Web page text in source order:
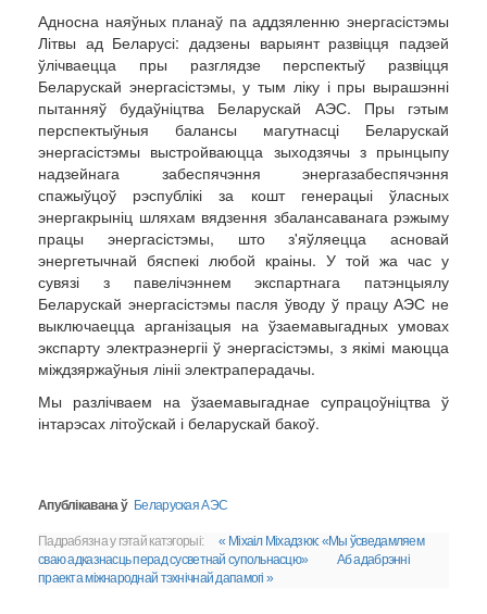
Адносна наяўных планаў па аддзяленню энергасістэмы
Літвы ад Беларусі: дадзены варыянт развіцця падзей
ўлічваецца пры разглядзе перспектыў развіцця
Беларускай энергасістэмы, у тым ліку і пры вырашэнні
пытанняў будаўніцтва Беларускай АЭС. Пры гэтым
перспектыўныя балансы магутнасці Беларускай
энергасістэмы выстройваюцца зыходзячы з прынцыпу
надзейнага забеспячэння энергазабеспячэння
спажыўцоў рэспублікі за кошт генерацыі ўласных
энергакрыніц шляхам вядзення збалансаванага рэжыму
працы энергасістэмы, што з'яўляецца асновай
энергетычнай бяспекі любой краіны. У той жа час у
сувязі з павелічэннем экспартнага патэнцыялу
Беларускай энергасістэмы пасля ўводу ў працу АЭС не
выключаецца арганізацыя на ўзаемавыгадных умовах
экспарту электраэнергіі ў энергасістэмы, з якімі маюцца
міждзяржаўныя лініі электраперадачы.
Мы разлічваем на ўзаемавыгаднае супрацоўніцтва ў
інтарэсах літоўскай і беларускай бакоў.
Апублікавана ў Беларуская АЭС
Падрабязна у гэтай катэгорыі:
« Міхаіл Міхадзюк: «Мы ўсведамляем
сваю адказнасць перад сусветнай супольнасцю»
Аб адабрэнні
праекта міжнароднай тэхнічнай дапамогі »